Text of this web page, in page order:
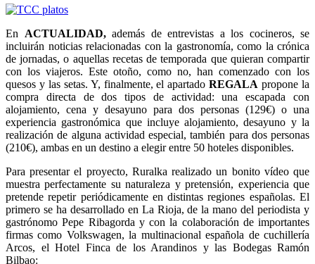
En ACTUALIDAD, además de entrevistas a los cocineros, se
incluirán noticias relacionadas con la gastronomía, como la crónica
de jornadas, o aquellas recetas de temporada que quieran compartir
con los viajeros. Este otoño, como no, han comenzado con los
quesos y las setas. Y, finalmente, el apartadoREGALA propone la
compra directa de dos tipos de actividad: una escapada con
alojamiento, cena y desayuno para dos personas (129€) o una
experiencia gastronómica que incluye alojamiento, desayuno y la
realización de alguna actividad especial, también para dos personas
(210€), ambas en un destino a elegir entre 50 hoteles disponibles.
Para presentar el proyecto, Ruralka realizado un bonito vídeo que
muestra perfectamente su naturaleza y pretensión, experiencia que
pretende repetir periódicamente en distintas regiones españolas. El
primero se ha desarrollado en La Rioja, de la mano del periodista y
gastrónomo Pepe Ribagorda y con la colaboración de importantes
firmas como Volkswagen, la multinacional española de cuchillería
Arcos, el Hotel Finca de los Arandinos y las Bodegas Ramón
Bilbao: